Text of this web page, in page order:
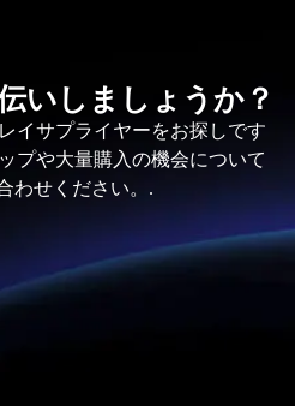
いしましょうか？
イサプライヤーをお探しです
プや大量購入の機会について
わせください。.